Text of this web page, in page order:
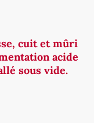
cuit et mûri
acide
sous vide.